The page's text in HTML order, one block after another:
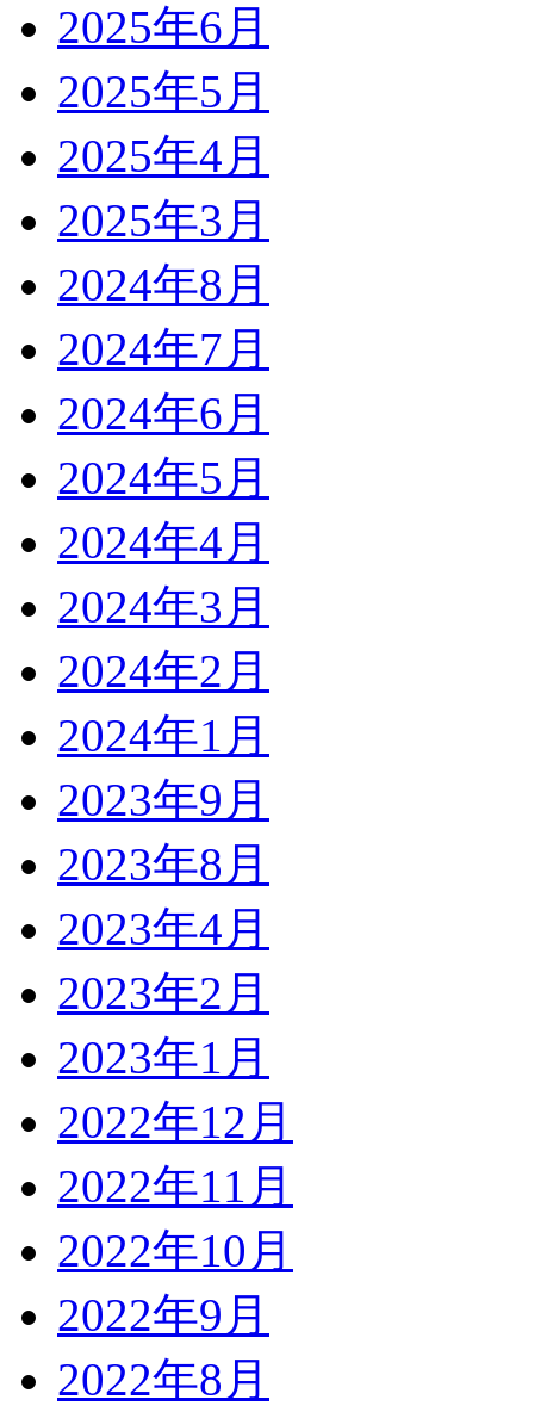
2025年6月
2025年5月
2025年4月
2025年3月
2024年8月
2024年7月
2024年6月
2024年5月
2024年4月
2024年3月
2024年2月
2024年1月
2023年9月
2023年8月
2023年4月
2023年2月
2023年1月
2022年12月
2022年11月
2022年10月
2022年9月
2022年8月